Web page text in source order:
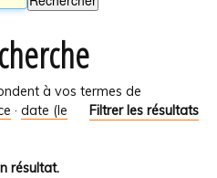
à vos termes de
Filtrer les résultats
· date (le
résultat.